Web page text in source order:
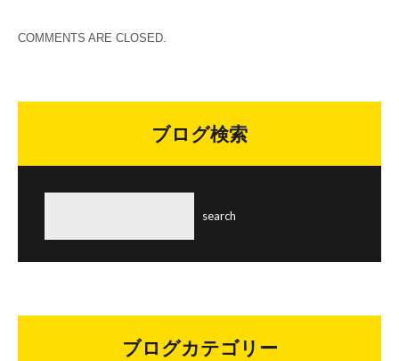
COMMENTS ARE CLOSED.
ブログ検索
ブログカテゴリー